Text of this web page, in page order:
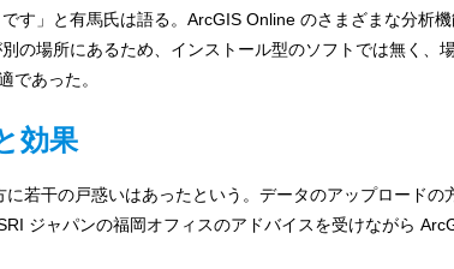
です」と有馬氏は語る。ArcGIS Online のさまざまな分析
の場所にあるため、インストール型のソフトでは無く、
であった。
効果
若干の戸惑いはあったという。データのアップロード
ジャパンの福岡オフィスのアドバイスを受けながら